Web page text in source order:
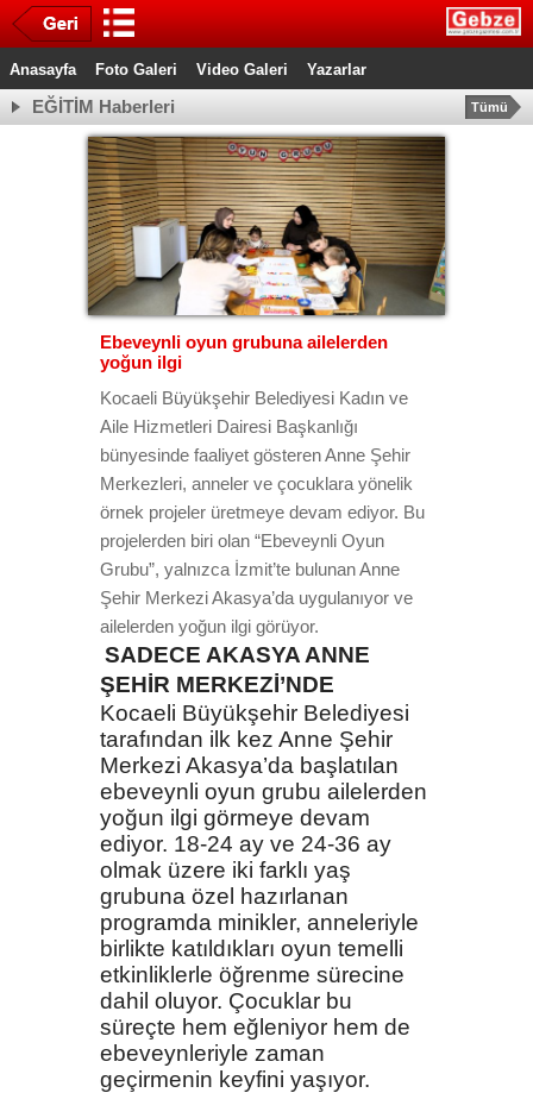
Anasayfa Foto Galeri Video Galeri Yazarlar
EĞİTİM Haberleri Tümü
Ebeveynli oyun grubuna ailelerden
yoğun ilgi
Kocaeli Büyükşehir Belediyesi Kadın ve
Aile Hizmetleri Dairesi Başkanlığı
bünyesinde faaliyet gösteren Anne Şehir
Merkezleri, anneler ve çocuklara yönelik
örnek projeler üretmeye devam ediyor. Bu
projelerden biri olan “Ebeveynli Oyun
Grubu”, yalnızca İzmit’te bulunan Anne
Şehir Merkezi Akasya’da uygulanıyor ve
ailelerden yoğun ilgi görüyor.
SADECE AKASYA ANNE
ŞEHİR MERKEZİ’NDE
Kocaeli Büyükşehir Belediyesi
tarafından ilk kez Anne Şehir
Merkezi Akasya’da başlatılan
ebeveynli oyun grubu ailelerden
yoğun ilgi görmeye devam
ediyor. 18-24 ay ve 24-36 ay
olmak üzere iki farklı yaş
grubuna özel hazırlanan
programda minikler, anneleriyle
birlikte katıldıkları oyun temelli
etkinliklerle öğrenme sürecine
dahil oluyor. Çocuklar bu
süreçte hem eğleniyor hem de
ebeveynleriyle zaman
geçirmenin keyfini yaşıyor.